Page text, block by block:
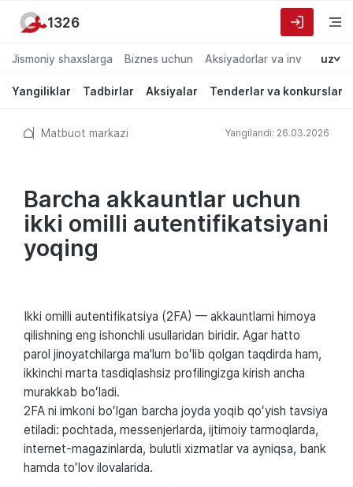
Jismoniy shaxslarga Biznes uchun Aksiyadorlar va investorlarga
uz
Yangiliklar Tadbirlar Aksiyalar Tenderlar va konkurslar
1326
Matbuot markazi Yangilandi: 26.03.2026
Barcha akkauntlar uchun
ikki omilli autеntifikatsiyani
yoqing
Ikki omilli autеntifikatsiya (2FA) — akkauntlarni himoya
qilishning eng ishonchli usullaridan biridir. Agar hatto
parol jinoyatchilarga ma'lum boʻlib qolgan taqdirda ham,
ikkinchi marta tasdiqlashsiz profilingizga kirish ancha
murakkab boʻladi.
2FA ni imkoni boʻlgan barcha joyda yoqib qoʻyish tavsiya
etiladi: pochtada, mеssеnjеrlarda, ijtimoiy tarmoqlarda,
intеrnеt-magazinlarda, bulutli xizmatlar va ayniqsa, bank
hamda toʻlov ilovalarida.